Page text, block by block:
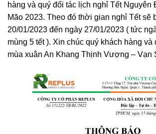
hàng và quý đối tác lịch nghỉ Tết Nguyên
Mão 2023. Theo đó thời gian nghỉ Tết sẽ
20/01/2023 đến ngày 27/01/2023 ( tức
mùng 5 tết ). Xin chúc quý khách hàng và
mùa xuân An Khang Thịnh Vượng – Vạn